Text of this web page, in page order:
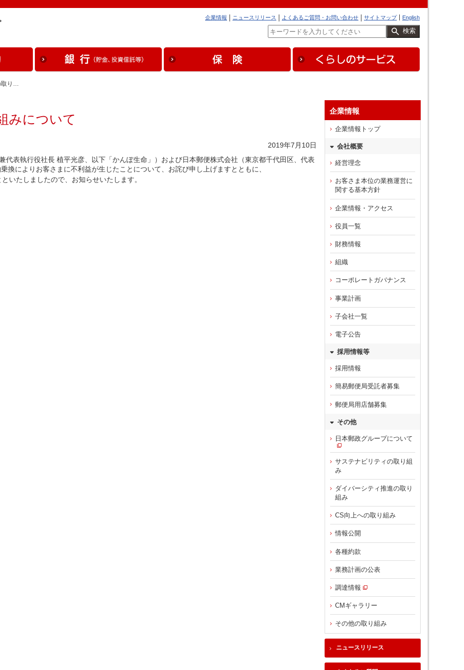
English
サイトマップ
よくあるご質問・お問い合わせ
ニュースリリース
企業情報
検索
取り…
みについて
2019年7月10日
代表執行役社長 植平光彦、以下「かんぽ生命」）および日本郵便株式会社（東京都千代田区、代表
換によりお客さまに不利益が生じたことについて、お詫び申し上げますとともに、
いたしましたので、お知らせいたします。
企業情報
企業情報トップ
会社概要
経営理念
お客さま本位の業務運営に
関する基本方針
企業情報・アクセス
役員一覧
財務情報
組織
コーポレートガバナンス
事業計画
子会社一覧
電子公告
採用情報等
採用情報
簡易郵便局受託者募集
郵便局用店舗募集
その他
日本郵政グループについて
サステナビリティの取り組
み
ダイバーシティ推進の取り
組み
CS向上への取り組み
情報公開
各種約款
業務計画の公表
調達情報
CMギャラリー
その他の取り組み
ニュースリリース